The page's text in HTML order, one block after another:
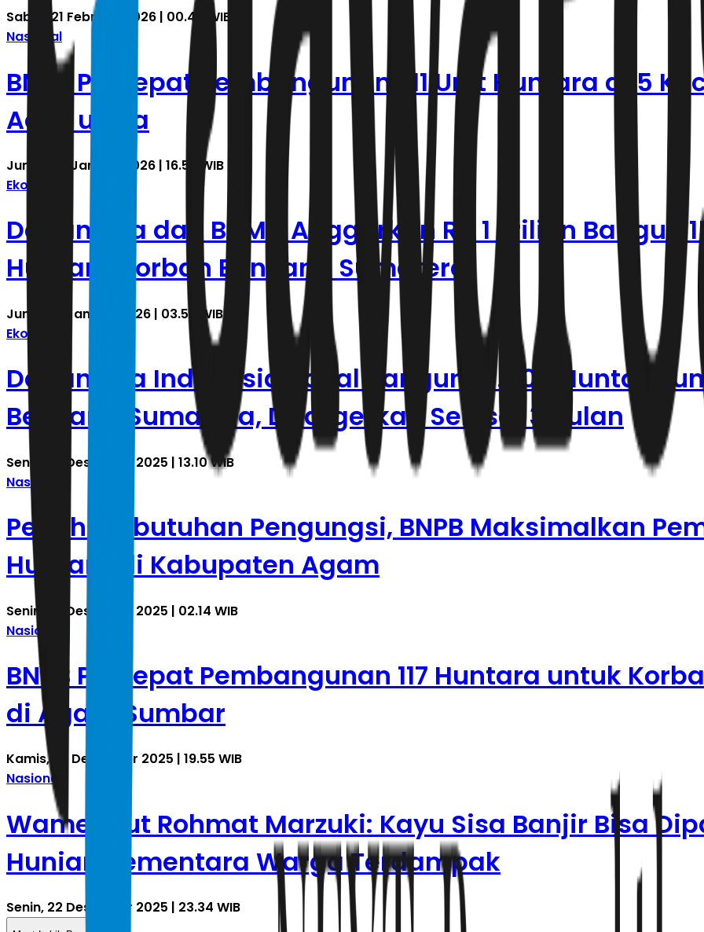
Sabtu, 21 Februari 2026 | 00.40 WIB
Nasional
BNPB Percepat Pembangunan 711 Unit Huntara di 5
Aceh utara
Jumat, 16 Januari 2026 | 16.57 WIB
Ekonomi
Danantara dan BUMN Anggarkan Rp 1 Triliun Bangun
Huntara Korban Bencana Sumatera
Jumat, 2 Januari 2026 | 03.58 WIB
Ekonomi
Danantara Indonesia Bakal Bangun 15.000 Huntara
Bencana Sumatera, Ditargetkan Selesai 3 Bulan
Senin, 29 Desember 2025 | 13.10 WIB
Nasional
Penuhi Kebutuhan Pengungsi, BNPB Maksimalkan
Huntara di Kabupaten Agam
Senin, 29 Desember 2025 | 02.14 WIB
Nasional
BNPB Percepat Pembangunan 117 Huntara untuk
di Agam Sumbar
Kamis, 25 Desember 2025 | 19.55 WIB
Nasional
Wamenhut Rohmat Marzuki: Kayu Sisa Banjir Bisa
Hunian Sementara Warga Terdampak
Senin, 22 Desember 2025 | 23.34 WIB